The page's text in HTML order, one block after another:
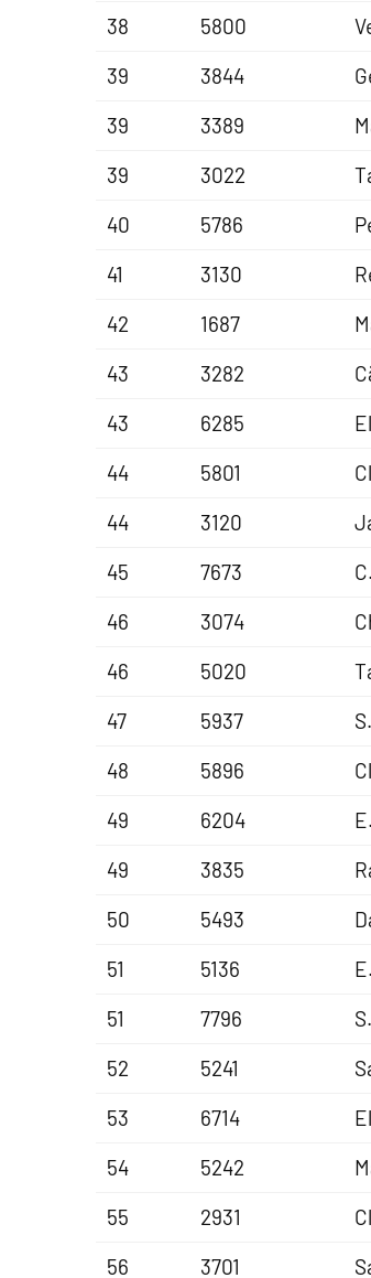
38
5800
39
3844
39
3389
39
3022
40
5786
41
3130
42
1687
43
3282
43
6285
44
5801
44
3120
45
7673
46
3074
46
5020
47
5937
48
5896
49
6204
49
3835
50
5493
51
5136
51
7796
52
5241
53
6714
54
5242
55
2931
56
3701